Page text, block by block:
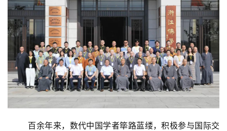
百余年来，数代中国学者筚路蓝缕，积极参与国际交